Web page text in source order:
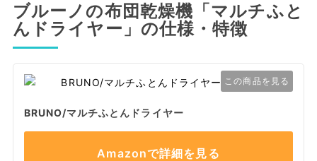
ブルーノの布団乾燥機「マルチふと
んドライヤー」の仕様・特徴
この商品を見る
BRUNO/マルチふとんドライヤー
Amazonで詳細を見る